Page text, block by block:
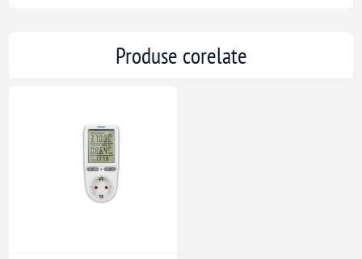
Produse corelate